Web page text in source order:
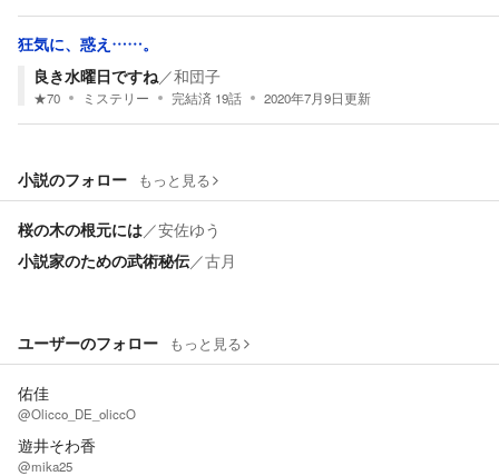
狂気に、惑え……。
良き水曜日ですね／和団子
★70 ミステリー 完結済 19話 2020年7月9日更新
小説のフォロー もっと見る
桜の木の根元には／安佐ゆう
小説家のための武術秘伝／古月
ユーザーのフォロー もっと見る
佑佳
@Olicco_DE_oliccO
遊井そわ香
@mika25